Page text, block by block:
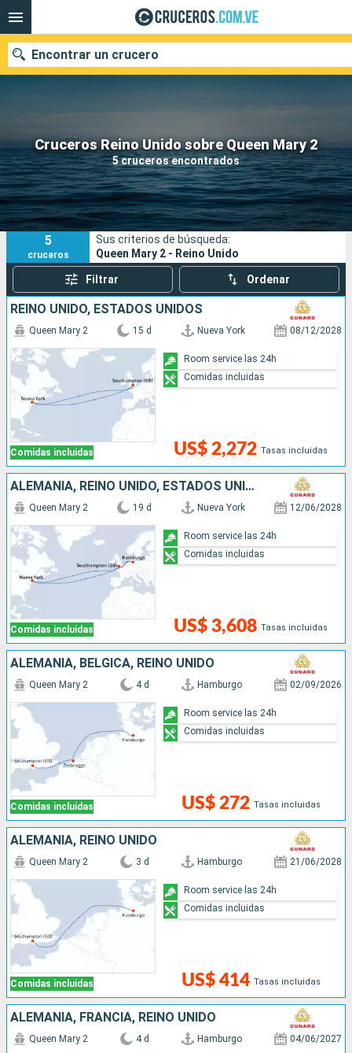
Cruceros Reino Unido sobre Queen Mary 2
5 cruceros encontrados
Encontrar un crucero
Nuestros destinos
Fecha de salida
Puertos Compañías
Buscar
5
cruceros
Sus criterios de búsqueda:
Queen Mary 2 - Reino Unido
Filtrar Ordenar
REINO UNIDO, ESTADOS UNIDOS
Comidas incluidas
Queen Mary 2 15 d Nueva York 08/12/2028
US$ 2,272 Tasas incluidas
Room service las 24h
Comidas incluidas
ALEMANIA, REINO UNIDO, ESTADOS UNIDOS
Comidas incluidas
Queen Mary 2 19 d Nueva York 12/06/2028
US$ 3,608 Tasas incluidas
Room service las 24h
Comidas incluidas
ALEMANIA, BÉLGICA, REINO UNIDO
Comidas incluidas
Queen Mary 2 4 d Hamburgo 02/09/2026
US$ 272 Tasas incluidas
Room service las 24h
Comidas incluidas
ALEMANIA, REINO UNIDO
Comidas incluidas
Queen Mary 2 3 d Hamburgo 21/06/2028
US$ 414 Tasas incluidas
Room service las 24h
Comidas incluidas
ALEMANIA, FRANCIA, REINO UNIDO
Queen Mary 2 4 d Hamburgo 04/06/2027